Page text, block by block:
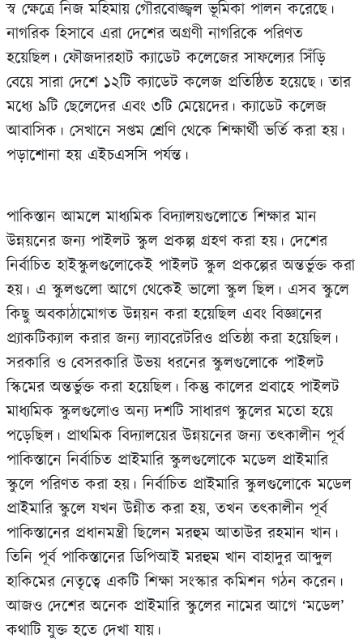
স্ব ক্ষেত্রে নিজ মহিমায় গৌরবোজ্জ্বল ভূমিকা পালন করেছে।
নাগরিক হিসাবে এরা দেশের অগ্রণী নাগরিকে পরিণত
হয়েছিল। ফৌজদারহাট ক্যাডেট কলেজের সাফল্যের সিঁড়ি
বেয়ে সারা দেশে ১২টি ক্যাডেট কলেজ প্রতিষ্ঠিত হয়েছে। তার
মধ্যে ৯টি ছেলেদের এবং ৩টি মেয়েদের। ক্যাডেট কলেজ
আবাসিক। সেখানে সপ্তম শ্রেণি থেকে শিক্ষার্থী ভর্তি করা হয়।
পড়াশোনা হয় এইচএসসি পর্যন্ত।
পাকিস্তান আমলে মাধ্যমিক বিদ্যালয়গুলোতে শিক্ষার মান
উন্নয়নের জন্য পাইলট স্কুল প্রকল্প গ্রহণ করা হয়। দেশের
নির্বাচিত হাইস্কুলগুলোকেই পাইলট স্কুল প্রকল্পের অন্তর্ভুক্ত করা
হয়। এ স্কুলগুলো আগে থেকেই ভালো স্কুল ছিল। এসব স্কুলে
কিছু অবকাঠামোগত উন্নয়ন করা হয়েছিল এবং বিজ্ঞানের
প্র্যাকটিক্যাল করার জন্য ল্যাবরেটরিও প্রতিষ্ঠা করা হয়েছিল।
সরকারি ও বেসরকারি উভয় ধরনের স্কুলগুলোকে পাইলট
স্কিমের অন্তর্ভুক্ত করা হয়েছিল। কিন্তু কালের প্রবাহে পাইলট
মাধ্যমিক স্কুলগুলোও অন্য দশটি সাধারণ স্কুলের মতো হয়ে
পড়েছিল। প্রাথমিক বিদ্যালয়ের উন্নয়নের জন্য তৎকালীন পূর্ব
পাকিস্তানে নির্বাচিত প্রাইমারি স্কুলগুলোকে মডেল প্রাইমারি
স্কুলে পরিণত করা হয়। নির্বাচিত প্রাইমারি স্কুলগুলোকে মডেল
প্রাইমারি স্কুলে যখন উন্নীত করা হয়, তখন তৎকালীন পূর্ব
পাকিস্তানের প্রধানমন্ত্রী ছিলেন মরহুম আতাউর রহমান খান।
তিনি পূর্ব পাকিস্তানের ডিপিআই মরহুম খান বাহাদুর আব্দুল
হাকিমের নেতৃত্বে একটি শিক্ষা সংস্কার কমিশন গঠন করেন।
আজও দেশের অনেক প্রাইমারি স্কুলের নামের আগে ‘মডেল’
কথাটি যুক্ত হতে দেখা যায়।